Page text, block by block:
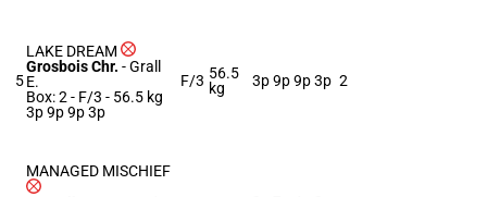
5
LAKE DREAM
Grosbois Chr. -Grall
E.
Box: 2 - F/3 - 56.5 kg
3p 9p 9p 3p
F/3 56.5
kg
3p 9p 9p 3p 2
MANAGED MISCHIEF